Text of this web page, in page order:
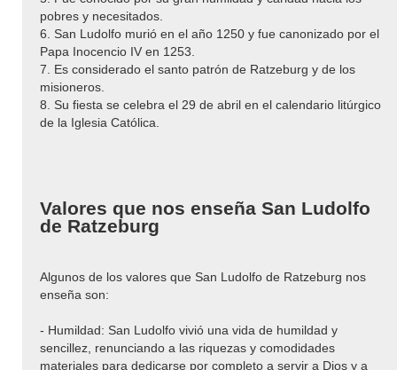
pobres y necesitados.
6. San Ludolfo murió en el año 1250 y fue canonizado por el
Papa Inocencio IV en 1253.
7. Es considerado el santo patrón de Ratzeburg y de los
misioneros.
8. Su fiesta se celebra el 29 de abril en el calendario litúrgico
de la Iglesia Católica.
Valores que nos enseña San Ludolfo
de Ratzeburg
Algunos de los valores que San Ludolfo de Ratzeburg nos
enseña son:
- Humildad: San Ludolfo vivió una vida de humildad y
sencillez, renunciando a las riquezas y comodidades
materiales para dedicarse por completo a servir a Dios y a